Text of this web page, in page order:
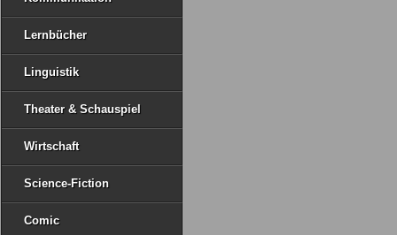
Lernbücher
Linguistik
Theater & Schauspiel
Wirtschaft
Science-Fiction
Comic